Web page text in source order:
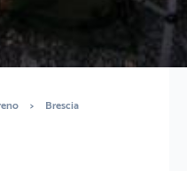
> Brescia